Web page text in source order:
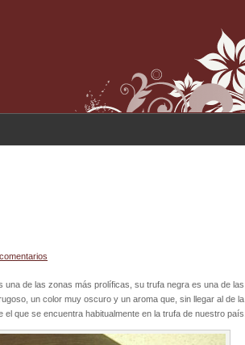
una de las zonas más prolíficas, su trufa negra es una de las
un color muy oscuro y un aroma que, sin llegar al de la
que se encuentra habitualmente en la trufa de nuestro país.